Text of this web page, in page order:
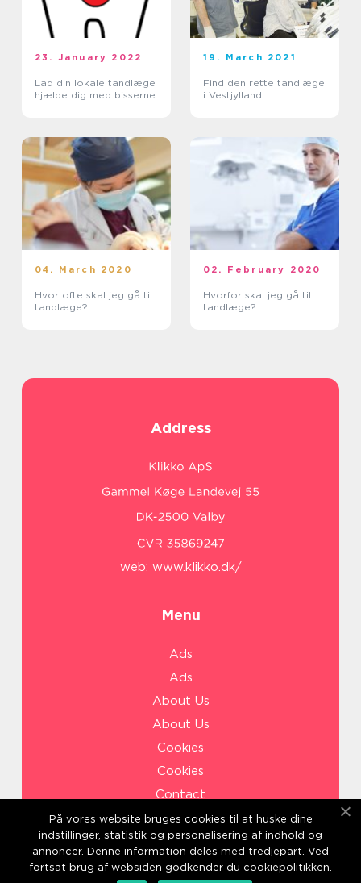
23. January 2022
Lad din lokale tandlæge
hjælpe dig med bisserne
19. March 2021
Find den rette tandlæge
i Vestjylland
04. March 2020
Hvor ofte skal jeg gå til
tandlæge?
02. February 2020
Hvorfor skal jeg gå til
tandlæge?
Address
web: www.klikko.dk/
Menu
Ads
Ads
About Us
About Us
Cookies
Cookies
Contact
Contact
Sitemap
Sitemap
På vores website bruges cookies til at huske dine
indstillinger, statistik og personalisering af indhold og
annoncer. Denne information deles med tredjepart. Ved
fortsat brug af websiden godkender du cookiepolitikken.